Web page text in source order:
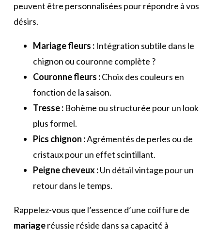
peuvent être personnalisées pour répondre à vos
désirs.
Mariage fleurs : Intégration subtile dans le
chignon ou couronne complète ?
Couronne fleurs :Choix des couleurs en
fonction de la saison.
Tresse : Bohème ou structurée pour un look
plus formel.
Pics chignon :Agrémentés de perles ou de
cristaux pour un effet scintillant.
Peigne cheveux :Un détail vintage pour un
retour dans le temps.
Rappelez-vous que l’essence d’une coiffure de
mariageréussie réside dans sa capacité à